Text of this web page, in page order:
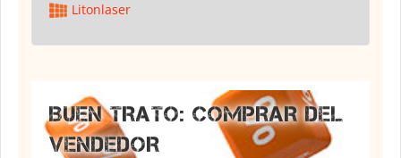
Litonlaser
BUEN TRATO: COMPRAR DEL
VENDEDOR